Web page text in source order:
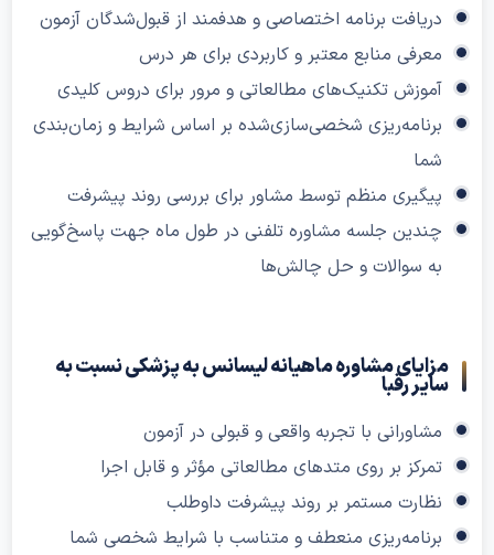
دریافت برنامه اختصاصی و هدفمند از قبول‌شدگان آزمون
معرفی منابع معتبر و کاربردی برای هر درس
آموزش تکنیک‌های مطالعاتی و مرور برای دروس کلیدی
برنامه‌ریزی شخصی‌سازی‌شده بر اساس شرایط و زمان‌بندی
شما
پیگیری منظم توسط مشاور برای بررسی روند پیشرفت
چندین جلسه مشاوره تلفنی در طول ماه جهت پاسخ‌گویی
به سوالات و حل چالش‌ها
مزایای مشاوره ماهیانه لیسانس به پزشکی نسبت به
سایر رقبا
مشاورانی با تجربه واقعی و قبولی در آزمون
تمرکز بر روی متدهای مطالعاتی مؤثر و قابل اجرا
نظارت مستمر بر روند پیشرفت داوطلب
برنامه‌ریزی منعطف و متناسب با شرایط شخصی شما